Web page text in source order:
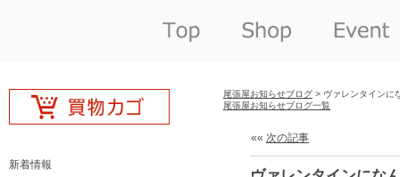
新着情報
尾張屋お知らせブログ > ヴァレンタインに
尾張屋お知らせブログ一覧
«« 次の記事